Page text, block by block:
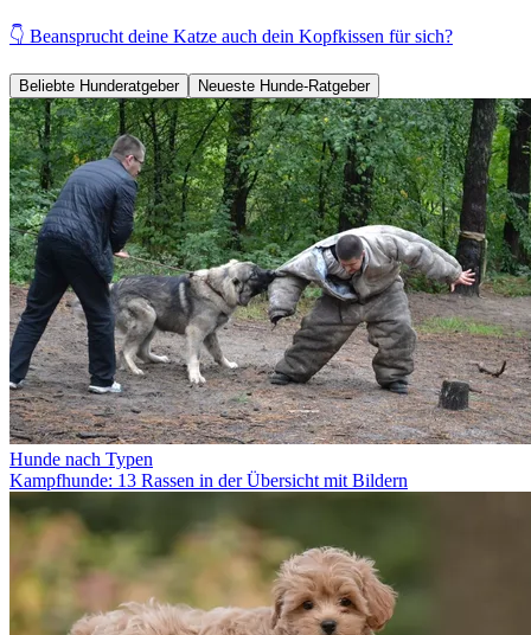
👇 Beansprucht deine Katze auch dein Kopfkissen für sich?
Beliebte Hunderatgeber Neueste Hunde-Ratgeber
Hunde nach Typen
Kampfhunde: 13 Rassen in der Übersicht mit Bildern